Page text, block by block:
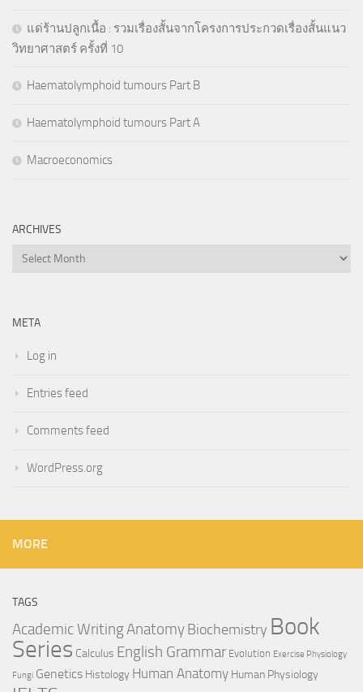
แด่ร้านปลูกเนื้อ : รวมเรื่องสั้นจากโครงการประกวดเรื่องสั้นแนว
วิทยาศาสตร์ ครั้งที่ 10
Haematolymphoid tumours Part B
Haematolymphoid tumours Part A
Macroeconomics
ARCHIVES
Archives
META
Log in
Entries feed
Comments feed
WordPress.org
MORE
TAGS
Academic WritingAnatomy Biochemistry Book
Series Calculus English Grammar Evolution Exercise Physiology
Fungi Genetics Histology Human Anatomy Human Physiology